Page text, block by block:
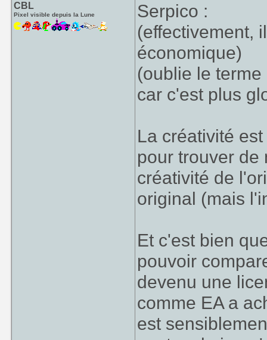
CBL
Pixel visible depuis la Lune
Serpico :
(effectivement,
économique)
(oublie le
car c'est plus
La créativité
pour trouver de
créativité de
original (mais
Et c'est bien
pouvoir
devenu une
comme EA a
est